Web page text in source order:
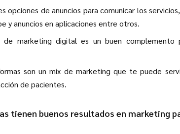
opciones de anuncios para comunicar los
y anuncios en aplicaciones entre otros.
de marketing digital es un buen complemento
son un mix de marketing que te puede
de pacientes.
tienen buenos resultados en marketing